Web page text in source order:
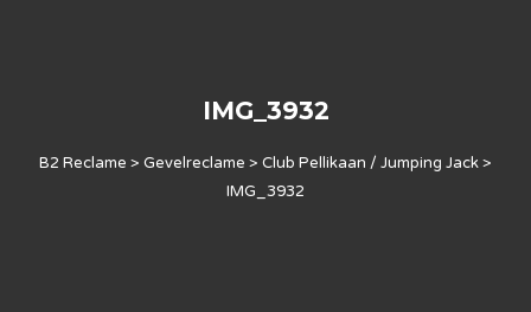
IMG_3932
B2 Reclame > Gevelreclame > Club Pellikaan / Jumping Jack>
IMG_3932